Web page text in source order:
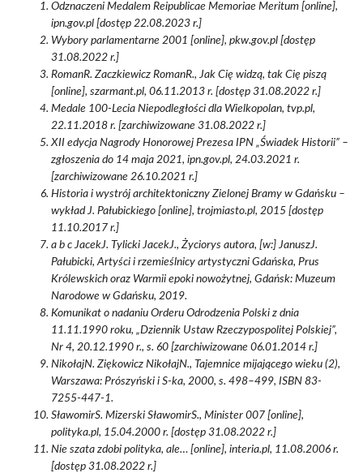
Odznaczeni Medalem Reipublicae Memoriae Meritum [online],
ipn.gov.pl [dostęp 22.08.2023 r.]
Wybory parlamentarne 2001 [online], pkw.gov.pl [dostęp
31.08.2022 r.]
RomanR. Zaczkiewicz RomanR., Jak Cię widzą, tak Cię piszą
[online], szarmant.pl, 06.11.2013 r. [dostęp 31.08.2022 r.]
Medale 100-Lecia Niepodległości dla Wielkopolan, tvp.pl,
22.11.2018 r. [zarchiwizowane 31.08.2022 r.]
XII edycja Nagrody Honorowej Prezesa IPN „Świadek Historii” –
zgłoszenia do 14 maja 2021, ipn.gov.pl, 24.03.2021 r.
[zarchiwizowane 26.10.2021 r.]
Historia i wystrój architektoniczny Zielonej Bramy w Gdańsku –
wykład J. Pałubickiego [online], trojmiasto.pl, 2015 [dostęp
11.10.2017 r.]
a b c JacekJ. Tylicki JacekJ., Życiorys autora, [w:] JanuszJ.
Pałubicki, Artyści i rzemieślnicy artystyczni Gdańska, Prus
Królewskich oraz Warmii epoki nowożytnej, Gdańsk: Muzeum
Narodowe w Gdańsku, 2019.
Komunikat o nadaniu Orderu Odrodzenia Polski z dnia
11.11.1990 roku, „Dziennik Ustaw Rzeczypospolitej Polskiej”,
Nr 4, 20.12.1990 r., s. 60 [zarchiwizowane 06.01.2014 r.]
NikołajN. Ziękowicz NikołajN., Tajemnice mijającego wieku (2),
Warszawa: Prószyński i S-ka, 2000, s. 498–499, ISBN 83-
7255-447-1.
SławomirS. Mizerski SławomirS., Minister 007 [online],
polityka.pl, 15.04.2000 r. [dostęp 31.08.2022 r.]
Nie szata zdobi polityka, ale… [online], interia.pl, 11.08.2006 r.
[dostęp 31.08.2022 r.]